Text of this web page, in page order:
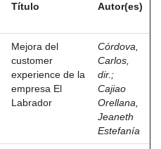
Título Autor(es)
Mejora del
customer
experience de la
empresa El
Labrador
Córdova,
Carlos,
dir. ;
Cajiao
Orellana,
Jeaneth
Estefanía